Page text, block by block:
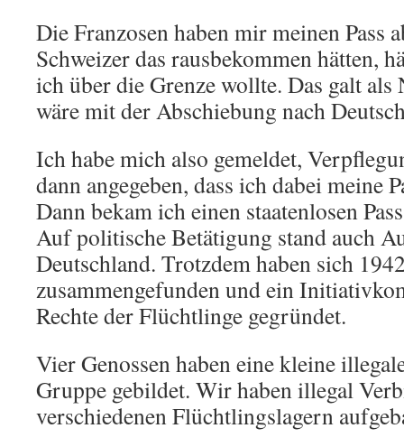
Die Franzosen haben mir meinen Pass
Schweizer das rausbekommen hätten,
ich über die Grenze wollte. Das galt
wäre mit der Abschiebung nach
Ich habe mich also gemeldet,
dann angegeben, dass ich dabei meine
Dann bekam ich einen staatenlosen
Auf politische Betätigung stand auch
Deutschland. Trotzdem haben sich
zusammengefunden und ein
Rechte der Flüchtlinge gegründet.
Vier Genossen haben eine kleine
Gruppe gebildet. Wir haben illegal
verschiedenen Flüchtlingslagern